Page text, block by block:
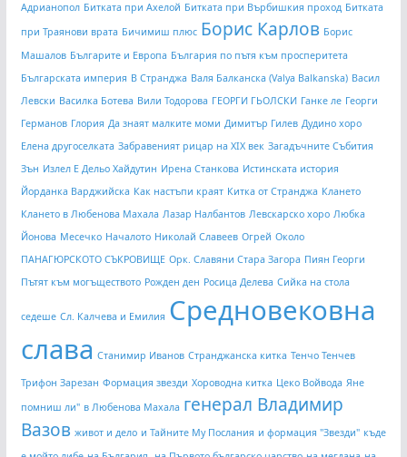
Адрианопол Битката при Ахелой Битката при Върбишкия проход Битката
при Траянови врата Бичимиш плюс Борис Карлов Борис
Машалов Българите и Европа България по пътя към просперитета
Българската империя В Странджа Валя Балканска (Valya Balkanska) Васил
Левски Василка Ботева Вили Тодорова ГЕОРГИ ГЬОЛСКИ Ганке ле Георги
Германов Глория Да знаят малките моми Димитър Гилев Дудино хоро
Елена другоселката Забравеният рицар на XIX век Загадъчните Събития
Зън Излел Е Дельо Хайдутин Ирена Станкова Истинската история
Йорданка Варджийска Как настъпи краят Китка от Странджа Клането
Клането в Любенова Махала Лазар Налбантов Левскарско хоро Любка
Йонова Месечко Началото Николай Славеев Огрей Около
ПАНАГЮРСКОТО СЪКРОВИЩЕ Орк. Славяни Стара Загора Пиян Георги
Пътят към могъществото Рожден ден Росица Делева Сийка на стола
седеше Сл. Калчева и Емилия Средновековна
слава Станимир Иванов Странджанска китка Тенчо Тенчев
Трифон Зарезан Формация звезди Хороводна китка Цеко Войвода Яне
помниш ли" в Любенова Махала генерал Владимир
Вазов живот и дело и Тайните Му Послания и формация "Звезди" къде